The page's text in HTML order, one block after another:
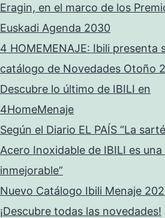
Eragin, en el marco de los
Euskadi Agenda 2030
4 HOMEMENAJE: Ibili presenta
catálogo de Novedades Otoño
Descubre lo último de IBILI en
4HomeMenaje
Según el Diario EL PAÍS “La
Acero Inoxidable de IBILI es
inmejorable”
Nuevo Catálogo Ibili Menaje
¡Descubre todas las novedades!